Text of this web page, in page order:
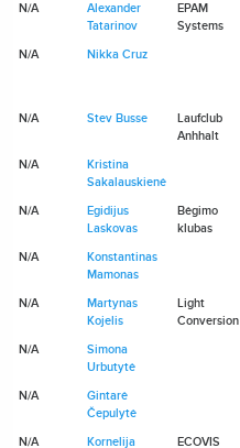
N/A
Alexander
Tatarinov
EPAM
Systems
N/A Nikka Cruz
N/A Stev Busse
Laufclub
Anhhalt
N/A
Kristina
Sakalauskienė
N/A
Egidijus
Laskovas
Bėgimo
klubas
N/A
Konstantinas
Mamonas
N/A
Martynas
Kojelis
Light
Conversion
N/A
Simona
Urbutytė
N/A
Gintarė
Čepulytė
N/A Kornelija ECOVIS